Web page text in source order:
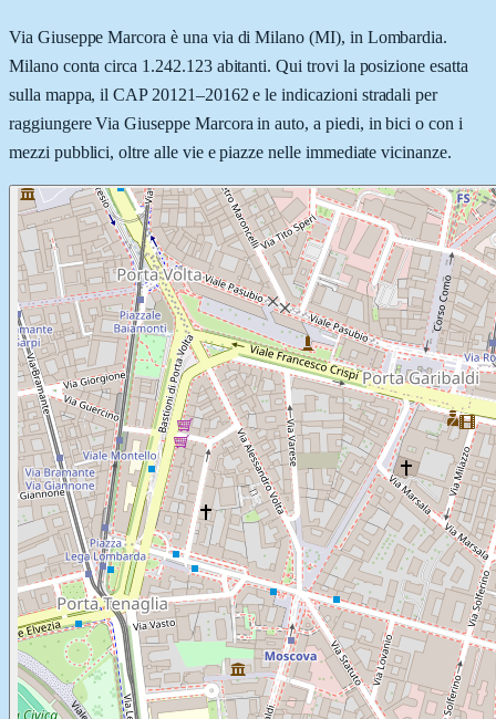
Via Giuseppe Marcora è una via di Milano (MI), in Lombardia.
Milano conta circa 1.242.123 abitanti. Qui trovi la posizione esatta
sulla mappa, il CAP 20121–20162 e le indicazioni stradali per
raggiungere Via Giuseppe Marcora in auto, a piedi, in bici o con i
mezzi pubblici, oltre alle vie e piazze nelle immediate vicinanze.